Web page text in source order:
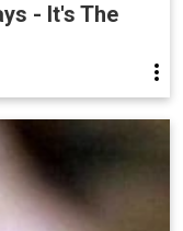
- It's The